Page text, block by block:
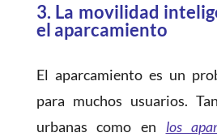
3. La movilidad
el aparcamiento
El aparcamiento es un
para muchos usuarios.
urbanas como en los